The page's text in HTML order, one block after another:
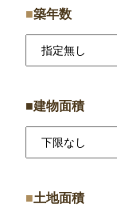
築年数
建物面積
土地面積